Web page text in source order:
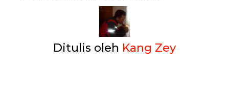
Ditulis oleh Kang Zey